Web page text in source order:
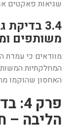
שגיאות פאקטים
3.4
משותפים
מוודאים כי עמדת
המחלקתיות
האחסון שהוקמו
פרק
הליבה –